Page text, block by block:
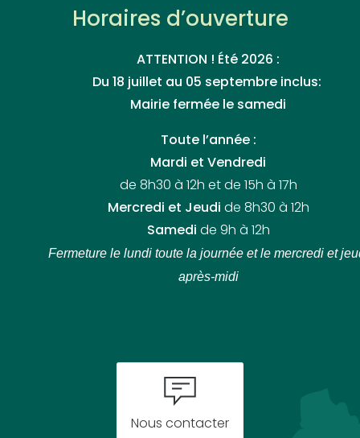
Horaires d’ouverture
ATTENTION ! Été 2026 :
Du 18 juillet au 05 septembre inclus:
Mairie fermée le samedi
Toute l’année :
Mardi et Vendredi
de 8h30 à 12h et de 15h à 17h
Mercredi et Jeudi de 8h30 à 12h
Samedi de 9h à 12h
Fermeture le lundi toute la journée et le mercredi et
après-midi
Nous contacter